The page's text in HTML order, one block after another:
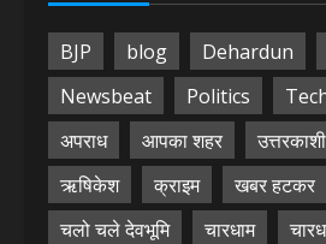
BJP blog Dehardun
Newsbeat
Politics
अपराध
आपका शहर उत्तरकाशी
ऋषिकेश
क्राइम खबर हटकर
चलो चले देवभूमि
चारधाम